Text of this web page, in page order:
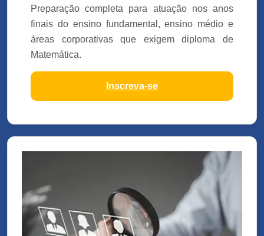
Preparação completa para atuação nos anos
finais do ensino fundamental, ensino médio e
áreas corporativas que exigem diploma de
Matemática.
Inscreva-se